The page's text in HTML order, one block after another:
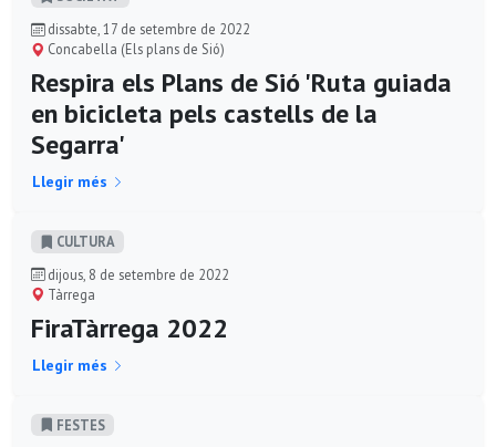
dissabte, 17 de setembre de 2022
Concabella (Els plans de Sió)
Respira els Plans de Sió 'Ruta guiada
en bicicleta pels castells de la
Segarra'
Llegir més
CULTURA
dijous, 8 de setembre de 2022
Tàrrega
FiraTàrrega 2022
Llegir més
FESTES